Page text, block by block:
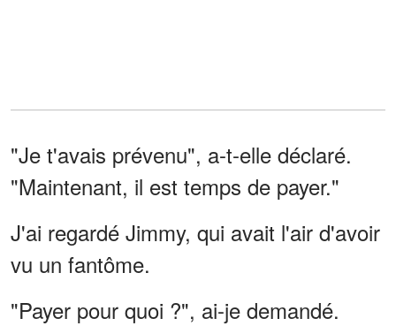
"Je t'avais prévenu", a-t-elle déclaré.
"Maintenant, il est temps de payer."
J'ai regardé Jimmy, qui avait l'air d'avoir
vu un fantôme.
"Payer pour quoi ?", ai-je demandé.